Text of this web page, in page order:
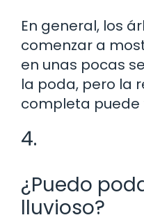
En general, los
comenzar a
en unas pocas
la poda, pero la
completa puede
4.
¿Puedo
lluvioso?